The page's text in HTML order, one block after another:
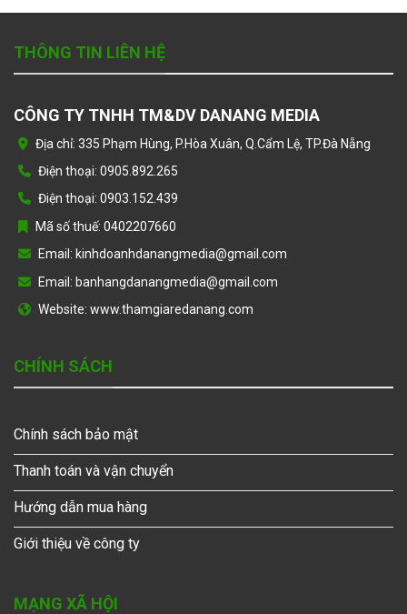
THÔNG TIN LIÊN HỆ
CÔNG TY TNHH TM&DV DANANG MEDIA
Địa chỉ: 335 Phạm Hùng, P.Hòa Xuân, Q.Cẩm Lệ, TP.Đà Nẵng
Điện thoại: 0905.892.265
Điện thoại: 0903.152.439
Mã số thuế: 0402207660
Email: kinhdoanhdanangmedia@gmail.com
Email: banhangdanangmedia@gmail.com
Website: www.thamgiaredanang.com
CHÍNH SÁCH
Chính sách bảo mật
Thanh toán và vận chuyển
Hướng dẫn mua hàng
Giới thiệu về công ty
MẠNG XÃ HỘI